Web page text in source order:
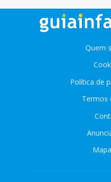
Quem
Política de
Termos